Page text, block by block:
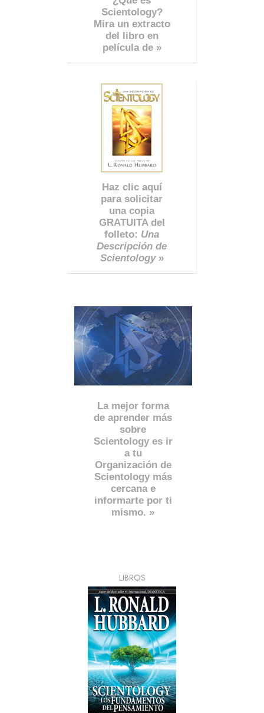
Scientology?
Mira un extracto
del libro en
película de »
Haz clic aquí
para solicitar
una copia
GRATUITA del
folleto: Una
Descripción de
Scientology»
La mejor forma
de aprender más
sobre
Scientology es ir
a tu
Organización de
Scientology más
cercana e
informarte por ti
mismo. »
LIBROS